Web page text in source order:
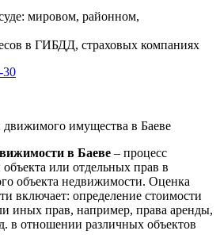
мировом, районном,
в ГИБДД, страховых компаниях
30
имущества в Баеве
в Баеве – процесс
или отдельных прав в
объекта недвижимости. Оценка
включает: определение стоимости
иных прав, например, права аренды,
в отношении различных объектов